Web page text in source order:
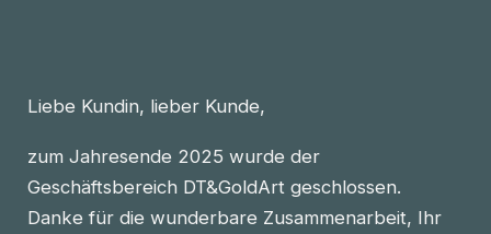
Liebe Kundin, lieber Kunde,
zum Jahresende 2025 wurde der
Geschäftsbereich DT&GoldArt geschlossen.
Danke für die wunderbare Zusammenarbeit, Ihr